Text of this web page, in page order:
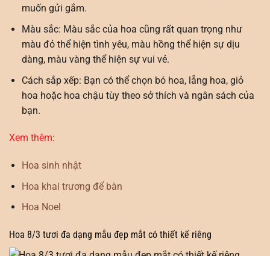
muốn gửi gắm.
Màu sắc: Màu sắc của hoa cũng rất quan trọng như
màu đỏ thể hiện tình yêu, màu hồng thể hiện sự dịu
dàng, màu vàng thể hiện sự vui vẻ.
Cách sắp xếp: Bạn có thể chọn bó hoa, lẵng hoa, giỏ
hoa hoặc hoa chậu tùy theo sở thích và ngân sách của
bạn.
Xem thêm:
Hoa sinh nhật
Hoa khai trương để bàn
Hoa Noel
Hoa 8/3 tươi đa dạng mẫu đẹp mắt có thiết kế riêng